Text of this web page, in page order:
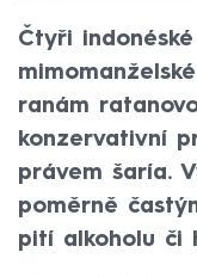
Čtyři
ranám
konzervativní
právem šaría.
poměrně
pití alkoholu či